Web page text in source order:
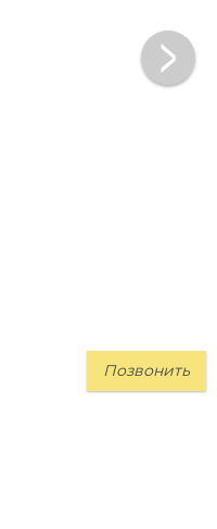
Позвонить